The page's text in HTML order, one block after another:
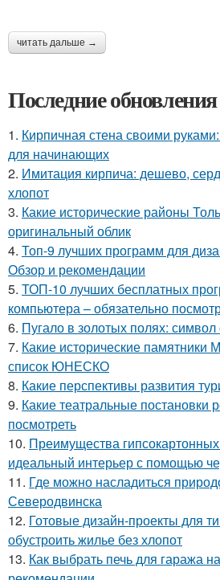
читать дальше →
Последние
1. Кирпичная стена своими
для начинающих
2. Имитация кирпича: дешево,
хлопот
3. Какие исторические районы
оригинальный облик
4. Топ-9 лучших программ для
Обзор и рекомендации
5. ТОП-10 лучших бесплатных
компьютера – обязательно
6. Пугало в золотых полях: символ
7. Какие исторические памятники
список ЮНЕСКО
8. Какие перспективы развития
9. Какие театральные постановки
посмотреть
10. Преимущества гипсокартонных
идеальный интерьер с помощью
11. Где можно насладиться
Северодвинска
12. Готовые дизайн-проекты для
обустроить жилье без хлопот
13. Как выбрать печь для гаража